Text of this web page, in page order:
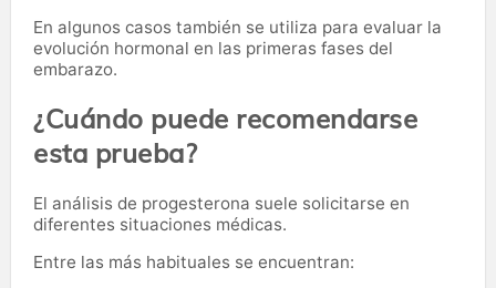
En algunos casos también se utiliza para evaluar la
evolución hormonal en las primeras fases del
embarazo.
¿Cuándo puede recomendarse
esta prueba?
El análisis de progesterona suele solicitarse en
diferentes situaciones médicas.
Entre las más habituales se encuentran: